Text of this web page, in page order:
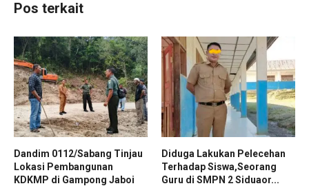
Pos terkait
Dandim 0112/Sabang Tinjau
Lokasi Pembangunan
KDKMP di Gampong Jaboi
Diduga Lakukan Pelecehan
Terhadap Siswa,Seorang
Guru di SMPN 2 Siduaor...